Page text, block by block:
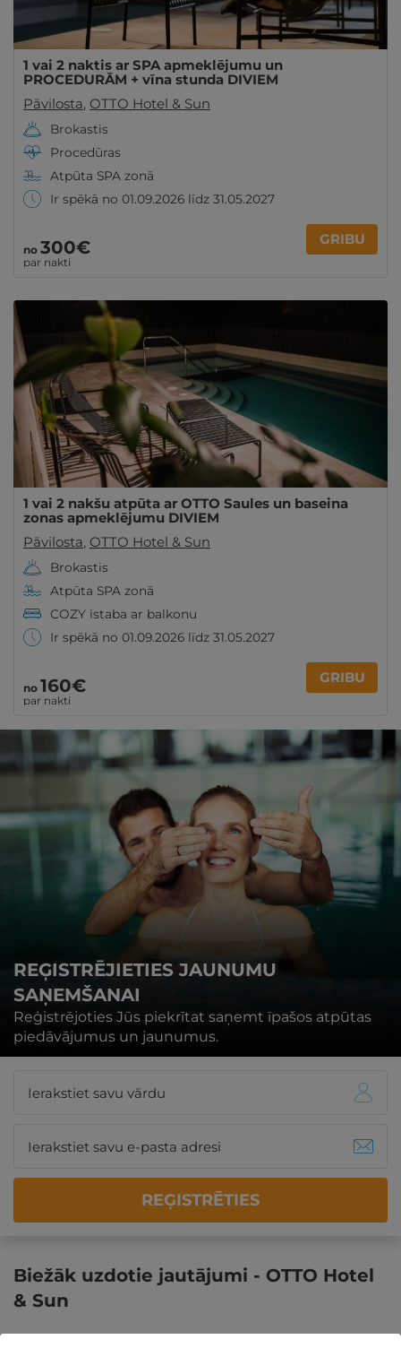
1 vai 2 naktis ar SPA apmeklējumu un
PROCEDURĀM + vīna stunda DIVIEM
Pāvilosta, OTTO Hotel & Sun
Brokastis
Procedūras
Atpūta SPA zonā
Ir spēkā no 01.09.2026 līdz 31.05.2027
no 300€
par nakti
GRIBU
1 vai 2 nakšu atpūta ar OTTO Saules un baseina
zonas apmeklējumu DIVIEM
Pāvilosta, OTTO Hotel & Sun
Brokastis
Atpūta SPA zonā
COZY istaba ar balkonu
Ir spēkā no 01.09.2026 līdz 31.05.2027
no 160€
par nakti
GRIBU
REĢISTRĒJIETIES JAUNUMU
SAŅEMŠANAI
Reģistrējoties Jūs piekrītat saņemt īpašos atpūtas
piedāvājumus un jaunumus.
REĢISTRĒTIES
Biežāk uzdotie jautājumi - OTTO Hotel
& Sun